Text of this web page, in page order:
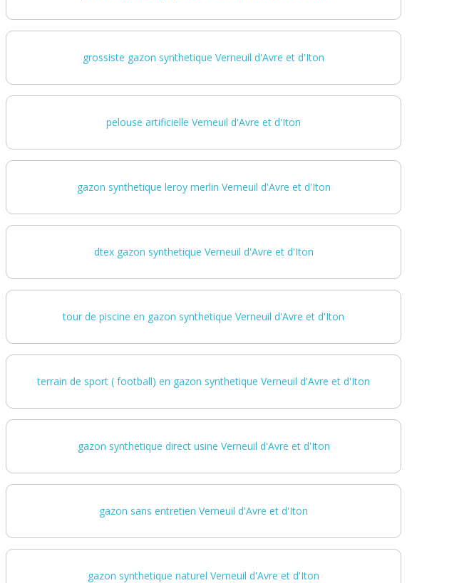
grossiste gazon synthetique Verneuil d'Avre et d'Iton
pelouse artificielle Verneuil d'Avre et d'Iton
gazon synthetique leroy merlin Verneuil d'Avre et d'Iton
dtex gazon synthetique Verneuil d'Avre et d'Iton
tour de piscine en gazon synthetique Verneuil d'Avre et d'Iton
terrain de sport ( football) en gazon synthetique Verneuil d'Avre et d'Iton
gazon synthetique direct usine Verneuil d'Avre et d'Iton
gazon sans entretien Verneuil d'Avre et d'Iton
gazon synthetique naturel Verneuil d'Avre et d'Iton